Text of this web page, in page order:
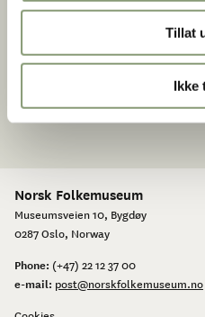
Tillat
Ikke
triggered by the progress of
Norsk Folkemuseum
Museumsveien 10, Bygdøy
0287 Oslo, Norway
Phone: (+47) 22 12 37 00
e-mail: post@norskfolkemuseum.no